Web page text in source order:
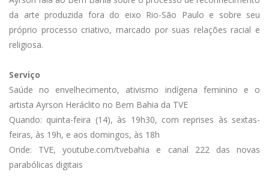
da arte produzida fora do eixo Rio-São Paulo e sobre seu
próprio processo criativo, marcado por suas relações racial e
religiosa.
Serviço
Saúde no envelhecimento, ativismo indígena feminino e o
artista Ayrson Heráclito no Bem Bahia da TVE
Quando: quinta-feira (14), às 19h30, com reprises às sextas-
feiras, às 19h, e aos domingos, às 18h
Onde: TVE, youtube.com/tvebahia e canal 222 das novas
parabólicas digitais